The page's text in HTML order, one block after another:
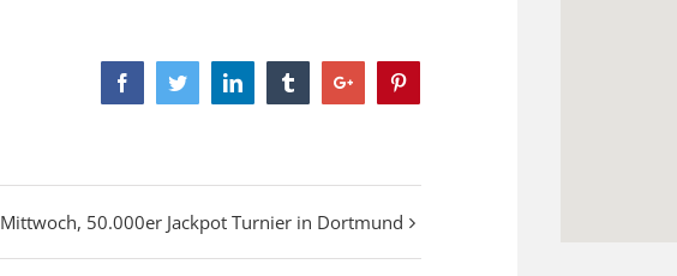
FacebookTwitterLinkedin TumblrGoogle+
Mittwoch, 50.000er Jackpot Turnier in Dortmund